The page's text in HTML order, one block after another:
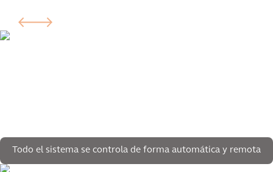
Todo el sistema se controla de forma automática y remota